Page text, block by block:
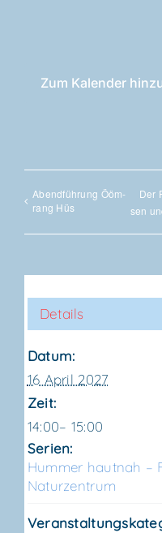
Zum Kalender
Abend­füh­rung Ööm­
rang Hüs
Der
sen
Details
Datum:
16 April 2027
Zeit:
14:00– 15:00
Serien:
Hum­mer haut­nah –
Naturzentrum